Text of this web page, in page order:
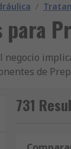
/
para
negocio
de
pueden
y le
731